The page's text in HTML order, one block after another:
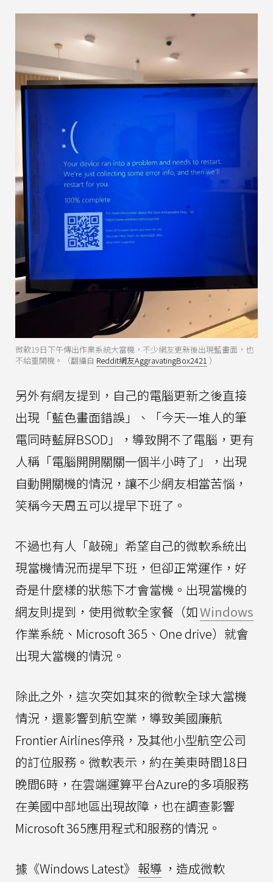
微軟19日下午傳出作業系統大當機，不少網友更新後出現藍畫面，也
不給重開機。（翻攝自 Reddit網友AggravatingBox2421 ）
另外有網友提到，自己的電腦更新之後直接
出現「藍色畫面錯誤」、「今天一堆人的筆
電同時藍屏BSOD」，導致開不了電腦，更有
人稱「電腦開開關關一個半小時了」，出現
自動開關機的情況，讓不少網友相當苦惱，
笑稱今天周五可以提早下班了。
不過也有人「敲碗」希望自己的微軟系統出
現當機情況而提早下班，但卻正常運作，好
奇是什麼樣的狀態下才會當機。出現當機的
網友則提到，使用微軟全家餐（如Windows
作業系統、Microsoft 365、One drive）就會
出現大當機的情況。
除此之外，這次突如其來的微軟全球大當機
情況，還影響到航空業，導致美國廉航
Frontier Airlines停飛，及其他小型航空公司
的訂位服務。微軟表示，約在美東時間18日
晚間6時，在雲端運算平台Azure的多項服務
在美國中部地區出現故障，也在調查影響
Microsoft 365應用程式和服務的情況。
據《Windows Latest》 報導 ，造成微軟